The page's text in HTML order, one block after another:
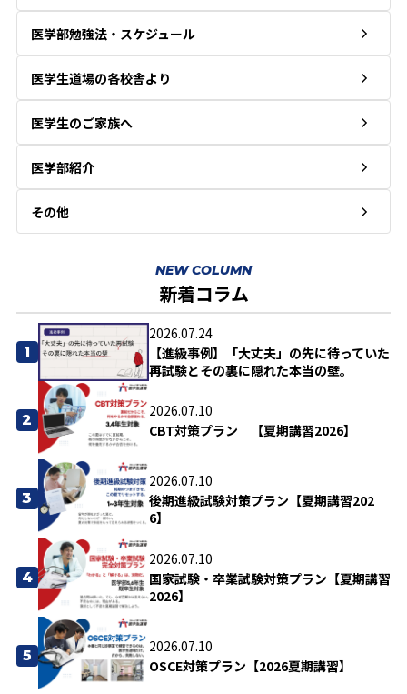
医学部勉強法・スケジュール
医学生道場の各校舎より
医学生のご家族へ
医学部紹介
その他
NEW COLUMN
新着コラム
1
2026.07.24
【進級事例】「大丈夫」の先に待っていた
再試験とその裏に隠れた本当の壁。
2
2026.07.10
CBT対策プラン 【夏期講習2026】
3
2026.07.10
後期進級試験対策プラン【夏期講習202
6】
4
2026.07.10
国家試験・卒業試験対策プラン【夏期講習
2026】
5
2026.07.10
OSCE対策プラン【2026夏期講習】